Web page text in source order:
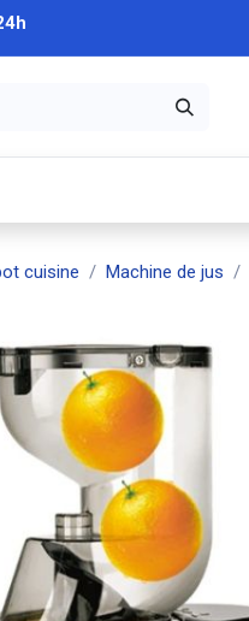
À DÉCOUVRIR
cuisine Machine de jus